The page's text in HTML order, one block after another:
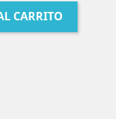
CARRITO